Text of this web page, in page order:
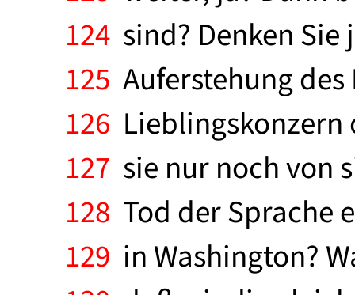
124 sind? Denken
125 Auferstehung
126 Lieblingskonzern
127 sie nur noch von
128 Tod der Sprache
129 in Washington?